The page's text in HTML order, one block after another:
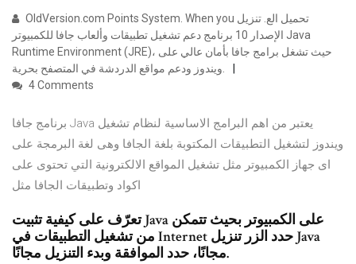
OldVersion.com Points System. When you تحميل الع. تنزيل
الإصدار 10 برنامج دعم تشغيل تطبيقات وألعاب جافا للكمبيوتر Java
Runtime Environment (JRE)، حيث تشغل برامج جافا بأمان عالي على
ويندوز ودعم مواقع الدردشة في المتصفح بحرية.
4 Comments
برنامج جافا Java يعتبر من اهم البرامج الاساسية لنظام تشغيل
ويندوز لتشغيل التطبيقات المكتوبة بلغة الجافا وهى لغة البرمجة على
اى جهاز الكمبيوتر مثل تشغيل المواقع الالكترونية التي تحتوى على
اكواد وتطبيقات الجافا مثل
تعرّف على كيفية تثبيت Java على الكمبيوتر بحيث تتمكن
من تشغيل التطبيقات في Internet حدد الزر تنزيل Java
مجانًا، حدد الموافقة وبدء التنزيل مجانًا.